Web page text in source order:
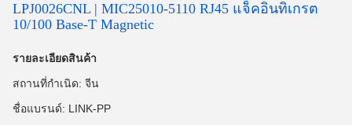
LPJ0026CNL | MIC25010-5110 RJ45 แจ็คอินทิเกรต
10/100 Base-T Magnetic
รายละเอียดสินค้า
สถานที่กำเนิด: จีน
ชื่อแบรนด์: LINK-PP